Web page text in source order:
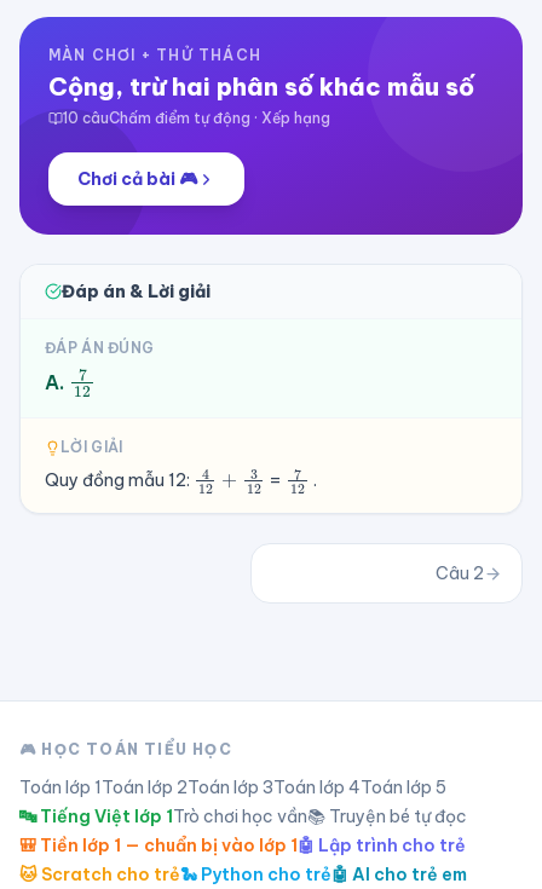
MÀN CHƠI + THỬ THÁCH
Cộng, trừ hai phân số khác mẫu số
10 câuChấm điểm tự động · Xếp hạng
Chơi cả bài 🎮
Đáp án & Lời giải
ĐÁP ÁN ĐÚNG
A. 712
LỜI GIẢI
Quy đồng mẫu 12: 4 12 3 = 712.
Câu 2
🎮 HỌC TOÁN TIỂU HỌC
Toán lớp 1 Toán lớp 2Toán lớp 3Toán lớp 4Toán lớp 5
🔤 Tiếng Việt lớp 1Trò chơi học vần📚 Truyện bé tự đọc
🎒 Tiền lớp 1 — chuẩn bị vào lớp 1🤖 Lập trình cho trẻ
🐱 Scratch cho trẻ🐍 Python cho trẻ🤖 AI cho trẻ em